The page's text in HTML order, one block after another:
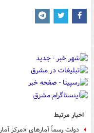
اخبار مرتبط
دولت رسماً آمارهای «مرکز